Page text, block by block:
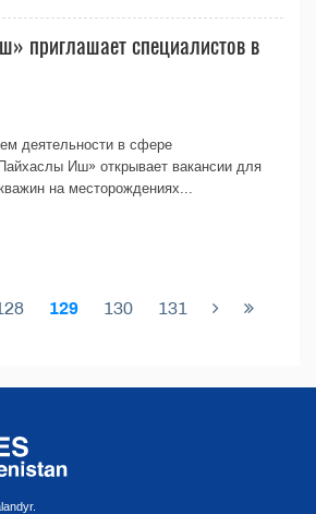
приглашает специалистов в
деятельности в сфере
Иш» открывает вакансии для
на месторождениях...
129 130 131